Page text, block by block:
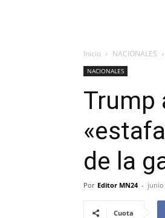
Inicio NACIONALES
NACIONALES
Trump
de la
Por Editor MN24 - junio
Cuota